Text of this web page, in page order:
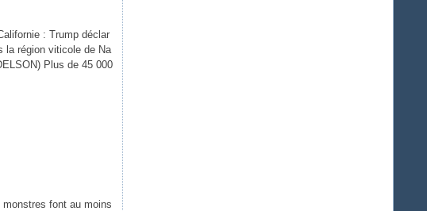
: Trump déclar
la région viticole de Na
Plus de 45 000
font au moins